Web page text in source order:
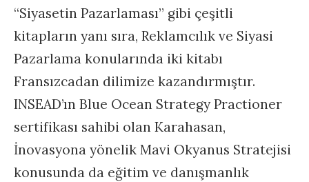
“Siyasetin Pazarlaması” gibi çeşitli
kitapların yanı sıra, Reklamcılık ve Siyasi
Pazarlama konularında iki kitabı
Fransızcadan dilimize kazandırmıştır.
INSEAD’ın Blue Ocean Strategy Practioner
sertifikası sahibi olan Karahasan,
İnovasyona yönelik Mavi Okyanus Stratejisi
konusunda da eğitim ve danışmanlık